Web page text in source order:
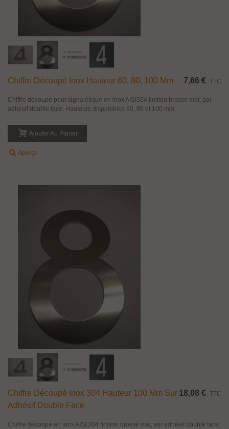
Chiffre Découpé Inox Hauteur 60, 80, 100 Mm 7,66 € TTC
Chiffre découpé pour signalétique en inox AISI304 finition brossé mat, par
adhésif double face. Hauteurs disponibles 60, 80 et 100 mm.
Ajouter Au Panier
Aperçu
Chiffre Découpé Inox 304 Hauteur 100 Mm Sur
Adhésif Double Face
18,08 € TTC
Chiffre découpé en inox AISI 304 finition brossé mat, sur adhésif double face.